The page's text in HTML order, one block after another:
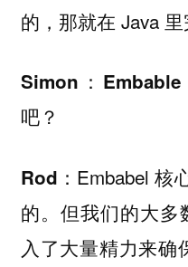
的，那就在 Java 里
Simon：
吧？
Rod： Embabel 核
的。但我们的大多
入了大量精力来确